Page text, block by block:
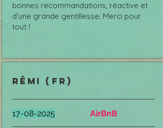
bonnes recommandations, réactive et
d’une grande gentillesse. Merci pour
tout !
rémi (FR)
17-08-2025 AirBnB